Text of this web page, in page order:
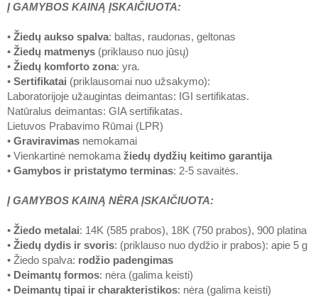
Į GAMYBOS KAINĄ ĮSKAIČIUOTA:
• Žiedų aukso spalva: baltas, raudonas, geltonas
• Žiedų matmenys (priklauso nuo jūsų)
• Žiedų komforto zona: yra.
• Sertifikatai (priklausomai nuo užsakymo):
Laboratorijoje užaugintas deimantas: IGI sertifikatas.
Natūralus deimantas: GIA sertifikatas.
Lietuvos Prabavimo Rūmai (LPR)
• Graviravimas nemokamai
• Vienkartinė nemokama žiedų dydžių keitimo garantija
• Gamybos ir pristatymo terminas: 2-5 savaitės.
Į GAMYBOS KAINĄ NĖRA ĮSKAIČIUOTA:
• Žiedo metalai: 14K (585 prabos), 18K (750 prabos), 900 platina
• Žiedų dydis ir svoris: (priklauso nuo dydžio ir prabos): apie 5 g
• Žiedo spalva: rodžio padengimas
• Deimantų formos: nėra (galima keisti)
• Deimantų tipai ir charakteristikos: nėra (galima keisti)